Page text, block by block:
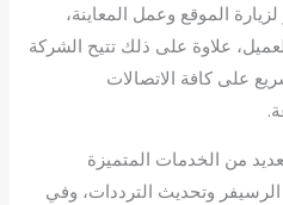
الموقع وعمل المعاينة،
علاوة على ذلك تتيح الشركة
على كافة الاتصالات
من الخدمات المتميزة
وتحديث الترددات، وفي